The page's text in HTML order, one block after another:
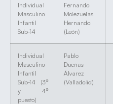
Individual
Masculino
Infantil
Sub-14
Fernando
Molezuelas
Hernando
(León)
Individual
Masculino
Infantil
Sub-14 (3º
y 4º
puesto)
Pablo
Dueñas
Álvarez
(Valladolid)